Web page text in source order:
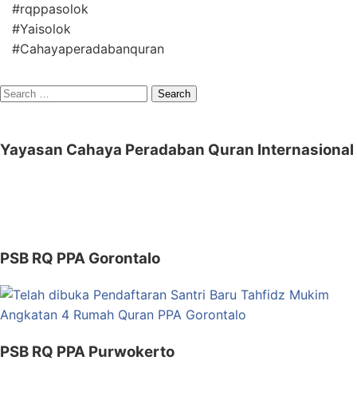
#rqppasolok
#Yaisolok
#Cahayaperadabanquran
Search
Yayasan Cahaya Peradaban Quran Internasional
PSB RQ PPA Gorontalo
PSB RQ PPA Purwokerto